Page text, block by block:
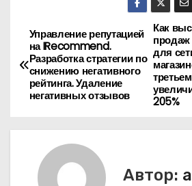
Н
а
в
Как
продаж
для
205%
Управление репутацией
на IRecommend.
Разработка стратегии по
снижению негативного
рейтинга. Удаление
негативных отзывов
Автор: